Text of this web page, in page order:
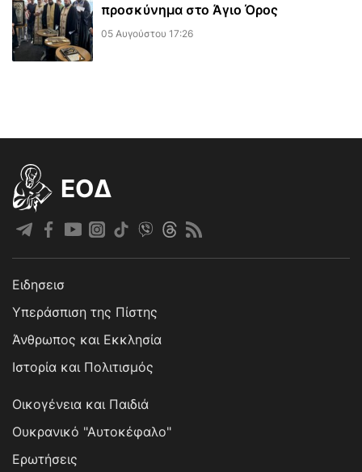
προσκύνημα στο Άγιο Όρος
05 Αυγούστου 17:26
EOΔ
Ειδησεισ
Υπεράσπιση της Πίστης
Άνθρωπος και Εκκλησία
Ιστορία και Πολιτισμός
Οικογένεια και Παιδιά
Ουκρανικό "Αυτοκέφαλο"
Ερωτήσεις